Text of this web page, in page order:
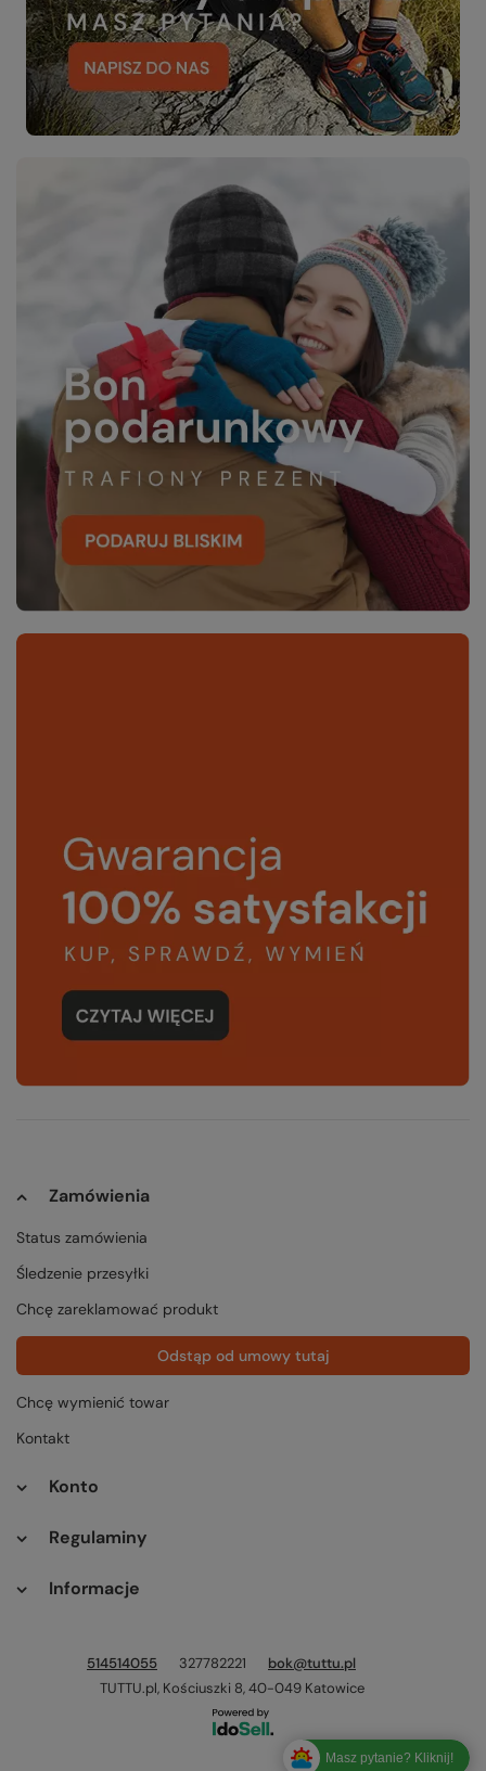
Zamówienia
Status zamówienia
Śledzenie przesyłki
Chcę zareklamować produkt
Odstąp od umowy tutaj
Chcę wymienić towar
Kontakt
Konto
Regulaminy
Informacje
514514055 327782221
bok@tuttu.pl
TUTTU.pl, Kościuszki 8,40-049 Katowice
Masz pytanie? Kliknij!